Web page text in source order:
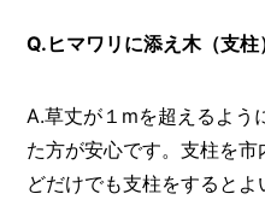
Q.ヒマワリに添え木（支柱
A.草丈が１mを超えるよう
た方が安心です。支柱を
どだけでも支柱をするとよ